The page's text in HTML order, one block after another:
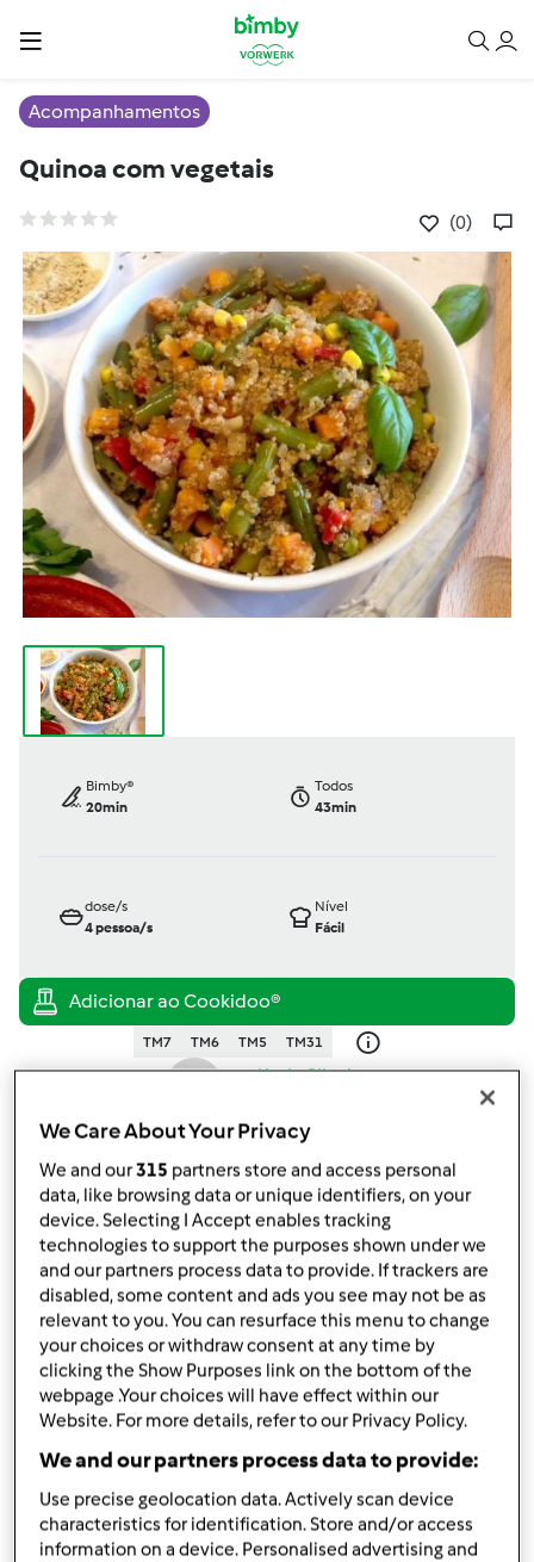
Acompanhamentos
Quinoa com vegetais
(0)
Bimby®
20min
Todos
43min
dose/s
4pessoa/s
Nível
Fácil
TM7 TM6 TM5 TM31
porKarla Silveira
Adicionar às minhas coleções
Partilhar receita
Criar uma variante
Ingredientes
Quinoa
grama
azeite
50gramacebola
2unidadealho
We Care About Your Privacy
We and our315 partners store and access personal
data, like browsing data or unique identifiers, on your
device. Selecting I Accept enables tracking
technologies to support the purposes shown under we
and our partners process data to provide. If trackers are
disabled, some content and ads you see may not be as
relevant to you. You can resurface this menu to change
your choices or withdraw consent at any time by
clicking the Show Purposes link on the bottom of the
webpage .Your choices will have effect within our
Website. For more details, refer to our Privacy Policy.
We and our partners process data to provide:
Use precise geolocation data. Actively scan device
characteristics for identification. Store and/or access
information on a device. Personalised advertising and